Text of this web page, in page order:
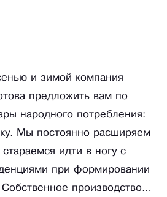
и зимой компания
предложить вам по
народного потребления:
Мы постоянно расширяем
идти в ногу с
при формировании
производство